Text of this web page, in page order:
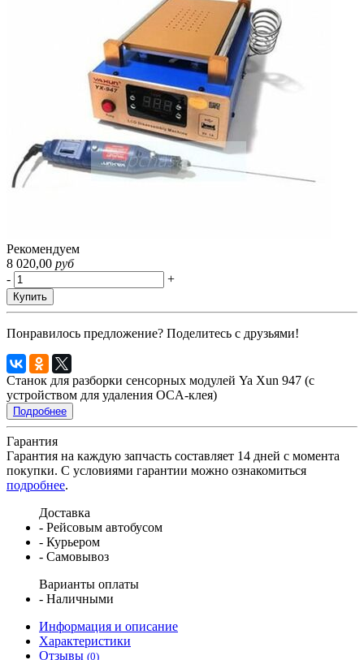
Рекомендуем
8 020,00 руб
-
+
Купить
Понравилось предложение? Поделитесь с друзьями!
Станок для разборки сенсорных модулей Ya Xun 947 (с
устройством для удаления OCA-клея)
Подробнее
Гарантия
Гарантия на каждую запчасть составляет 14 дней с момента
покупки. С условиями гарантии можно ознакомиться
подробнее.
Доставка
- Рейсовым автобусом
- Курьером
- Самовывоз
Варианты оплаты
- Наличными
Информация и описание
Характеристики
Отзывы (0)